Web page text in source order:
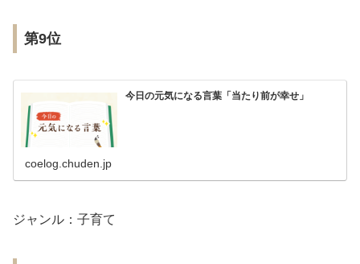
第9位
今日の元気になる言葉「当たり前が幸せ」
coelog.chuden.jp
ジャンル：子育て